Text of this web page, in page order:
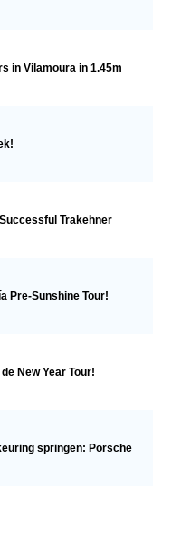
in Vilamoura in 1.45m
Trakehner
Pre-Sunshine Tour!
New Year Tour!
springen: Porsche